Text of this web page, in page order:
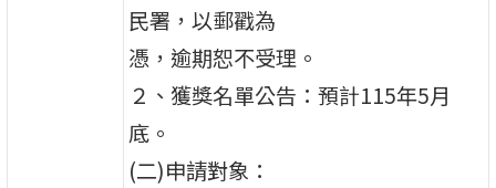
民署，以郵戳為
憑，逾期恕不受理。
２、獲獎名單公告：預計115年5月
底。
(二)申請對象：